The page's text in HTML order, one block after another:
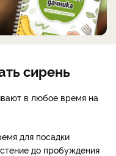
сирень
в любое время на
для посадки
до пробуждения